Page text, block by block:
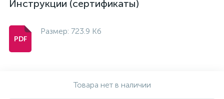
Инструкции (сертификаты)
Размер: 723.9 Кб
Товара нет в наличии